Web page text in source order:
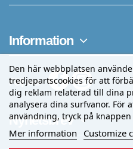
Information
Den här webbplatsen
tredjepartscookies för att
dig reklam relaterad till dina
analysera dina surfvanor. För
användning, tryck på
Mer information Customize
Följ oss
Nyhetsbrev